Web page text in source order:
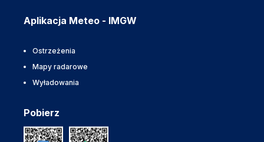
Aplikacja Meteo - IMGW
Ostrzeżenia
Mapy radarowe
Wyładowania
Pobierz